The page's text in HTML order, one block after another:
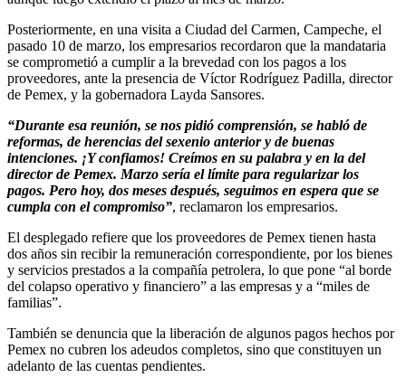
Posteriormente, en una visita a Ciudad del Carmen, Campeche, el
pasado 10 de marzo, los empresarios recordaron que la mandataria
se comprometió a cumplir a la brevedad con los pagos a los
proveedores, ante la presencia de Víctor Rodríguez Padilla, director
de Pemex, y la gobernadora Layda Sansores.
“Durante esa reunión, se nos pidió comprensión, se habló de
reformas, de herencias del sexenio anterior y de buenas
intenciones. ¡Y confiamos! Creímos en su palabra y en la del
director de Pemex. Marzo sería el límite para regularizar los
pagos. Pero hoy, dos meses después, seguimos en espera que se
cumpla con el compromiso”, reclamaron los empresarios.
El desplegado refiere que los proveedores de Pemex tienen hasta
dos años sin recibir la remuneración correspondiente, por los bienes
y servicios prestados a la compañía petrolera, lo que pone “al borde
del colapso operativo y financiero” a las empresas y a “miles de
familias”.
También se denuncia que la liberación de algunos pagos hechos por
Pemex no cubren los adeudos completos, sino que constituyen un
adelanto de las cuentas pendientes.